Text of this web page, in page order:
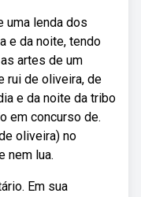
uma lenda dos
e da noite, tendo
artes de um
rui de oliveira, de
e da noite da tribo
em concurso de.
oliveira) no
nem lua.
Em sua